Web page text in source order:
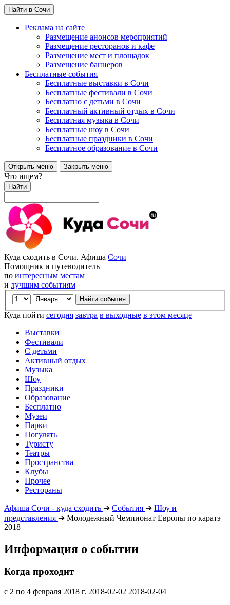
Найти в Сочи
Реклама на сайте
Размещение анонсов мероприятий
Размещение ресторанов и кафе
Размещение мест и площадок
Размещение баннеров
Бесплатные события
Бесплатные выставки в Сочи
Бесплатные фестивали в Сочи
Бесплатно с детьми в Сочи
Бесплатный активный отдых в Сочи
Бесплатная музыка в Сочи
Бесплатные шоу в Сочи
Бесплатные праздники в Сочи
Бесплатное образование в Сочи
Открыть меню Закрыть меню
Что ищем?
Найти
Куда сходить в Сочи. Афиша Сочи
Помощник и путеводитель
по интересным местам
и лучшим событиям
Куда пойти сегодня завтра в выходные в этом месяце
Выставки
Фестивали
С детьми
Активный отдых
Музыка
Шоу
Праздники
Образование
Бесплатно
Музеи
Парки
Погулять
Туристу
Театры
Пространства
Клубы
Прочее
Рестораны
Афиша Сочи - куда сходить ➔ События ➔ Шоу и
представления ➔ Молодежный Чемпионат Европы по каратэ
2018
Информация о событии
Когда проходит
с 2 по 4 февраля 2018 г. 2018-02-02 2018-02-04